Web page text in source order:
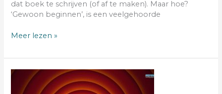
dat boek te schrijven (of af te maken). Maar hoe?
‘Gewoon beginnen’, is een veelgehoorde
Meer lezen »
einde